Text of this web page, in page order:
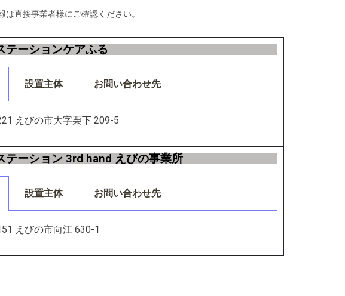
直接事業者様にご確認ください。
テーションケアふる
設置主体 お問い合わせ先
えびの市大字栗下 209-5
テーション 3rd hand えびの事業所
設置主体 お問い合わせ先
えびの市向江 630-1